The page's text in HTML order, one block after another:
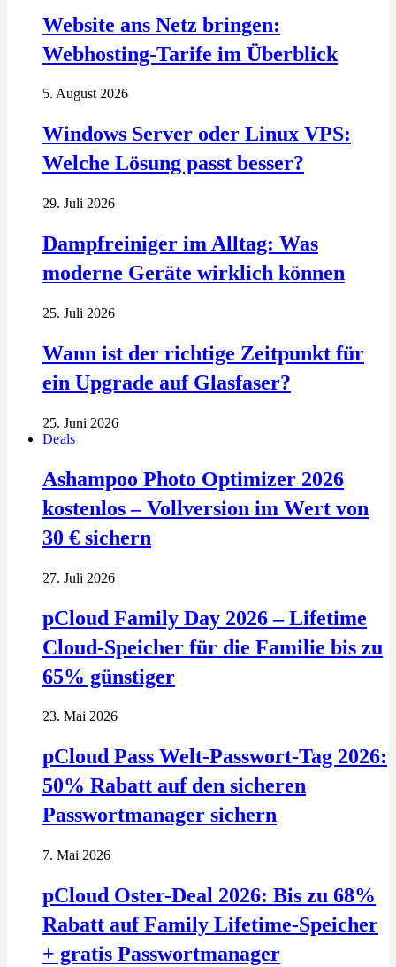
Website ans Netz bringen:
Webhosting-Tarife im Überblick
5. August 2026
Windows Server oder Linux VPS:
Welche Lösung passt besser?
29. Juli 2026
Dampfreiniger im Alltag: Was
moderne Geräte wirklich können
25. Juli 2026
Wann ist der richtige Zeitpunkt für
ein Upgrade auf Glasfaser?
25. Juni 2026
Deals
Ashampoo Photo Optimizer 2026
kostenlos – Vollversion im Wert von
30 € sichern
27. Juli 2026
pCloud Family Day 2026 – Lifetime
Cloud-Speicher für die Familie bis zu
65% günstiger
23. Mai 2026
pCloud Pass Welt-Passwort-Tag 2026:
50% Rabatt auf den sicheren
Passwortmanager sichern
7. Mai 2026
pCloud Oster-Deal 2026: Bis zu 68%
Rabatt auf Family Lifetime-Speicher
+ gratis Passwortmanager